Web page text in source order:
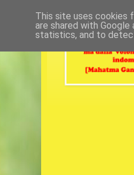
This site uses cookies
are shared with
statistics, and to